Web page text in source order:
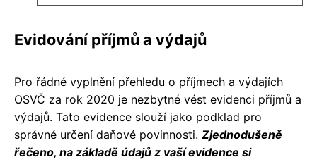
Evidování příjmů a výdajů
Pro řádné vyplnění přehledu o příjmech a výdajích
OSVČ za rok 2020 je nezbytné vést evidenci příjmů a
výdajů. Tato evidence slouží jako podklad pro
správné určení daňové povinnosti. Zjednodušeně
řečeno, na základě údajů z vaší evidence si